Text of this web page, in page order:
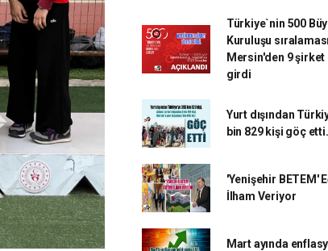
Türkiye`nin 500
Kuruluşu
Mersin'den 9
girdi
Yurt dışından
bin 829 kişi göç etti.
'Yenişehir BETEM'
İlham Veriyor
Mart ayında